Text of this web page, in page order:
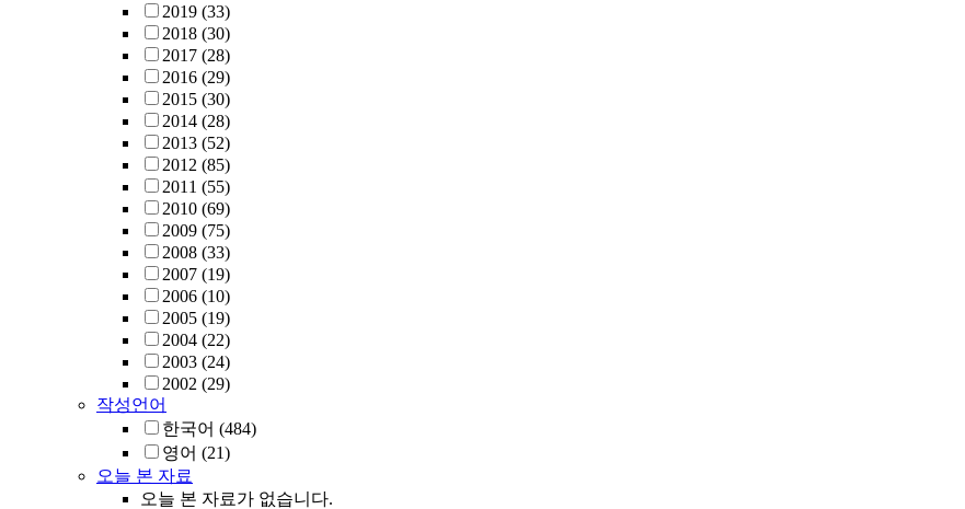
2019 (33)
2018 (30)
2017 (28)
2016 (29)
2015 (30)
2014 (28)
2013 (52)
2012 (85)
2011 (55)
2010 (69)
2009 (75)
2008 (33)
2007 (19)
2006 (10)
2005 (19)
2004 (22)
2003 (24)
2002 (29)
작성언어
한국어 (484)
영어 (21)
오늘 본 자료
오늘 본 자료가 없습니다.